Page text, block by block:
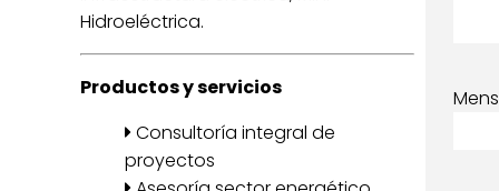
Hidroeléctrica.
Productos y servicios
Consultoría integral de
proyectos